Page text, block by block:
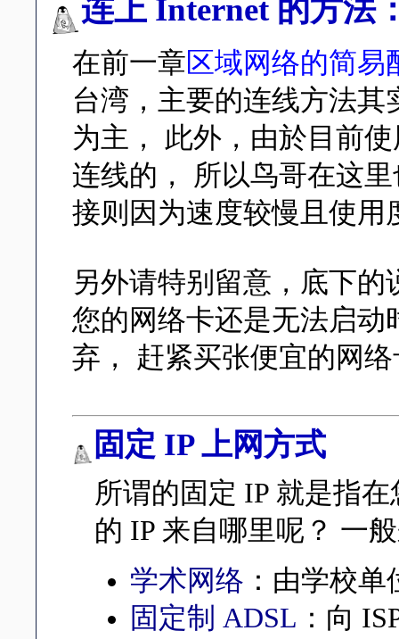
连上 Internet 的方法
在前一章 区域网络的简易
台湾，主要的连线方法
为主， 此外，由於目前
连线的， 所以鸟哥在这
接则因为速度较慢且使用
另外请特别留意，底下
您的网络卡还是无法启动
弃， 赶紧买张便宜的网
固定 IP 上网方式
所谓的固定 IP 就是指
的 IP 来自哪里呢？ 一
学术网络 ：由学校
固定制 ADSL ：向